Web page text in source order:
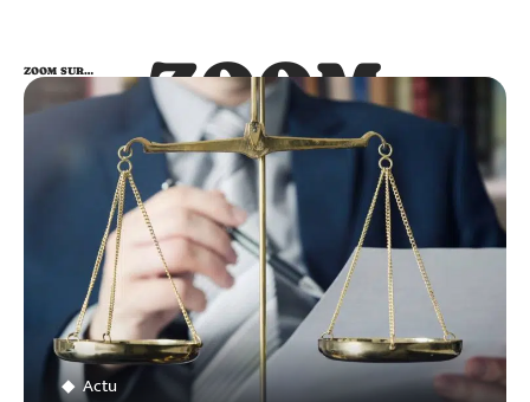
ZOOM
SUR…
ZOOM SUR…
Actu